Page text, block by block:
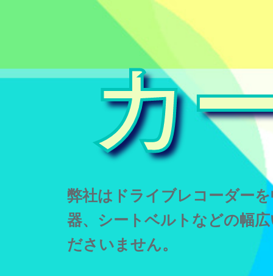
カ
弊社はドライブレコーダー
器、シートベルトなどの幅
ださいません。